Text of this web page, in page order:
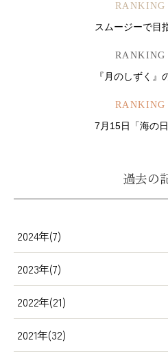
RANKING
スムージーで目
RANKING
『月のしずく』
RANKING
7月15日「海の
過去の
2024年(7)
2023年(7)
2022年(21)
2021年(32)